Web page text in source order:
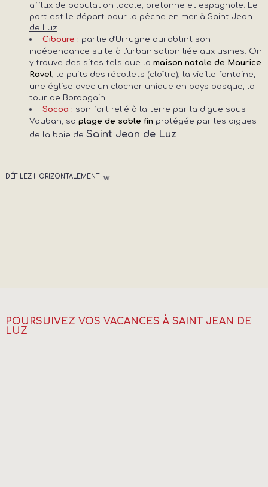
afflux de population locale, bretonne et espagnole. Le
port est le départ pour la pêche en mer à Saint Jean
de Luz.
Ciboure : partie d’Urrugne qui obtint son
indépendance suite à l’urbanisation liée aux usines. On
y trouve des sites tels que la maison natale de Maurice
Ravel, le puits des récollets (cloître), la vieille fontaine,
une église avec un clocher unique en pays basque, la
tour de Bordagain.
Socoa : son fort relié à la terre par la digue sous
Vauban, sa plage de sable fin protégée par les digues
de la baie de Saint Jean de Luz.
DÉFILEZ HORIZONTALEMENT
POURSUIVEZ VOS VACANCES À SAINT JEAN DE
LUZ